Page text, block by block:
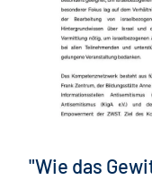
"Wie das